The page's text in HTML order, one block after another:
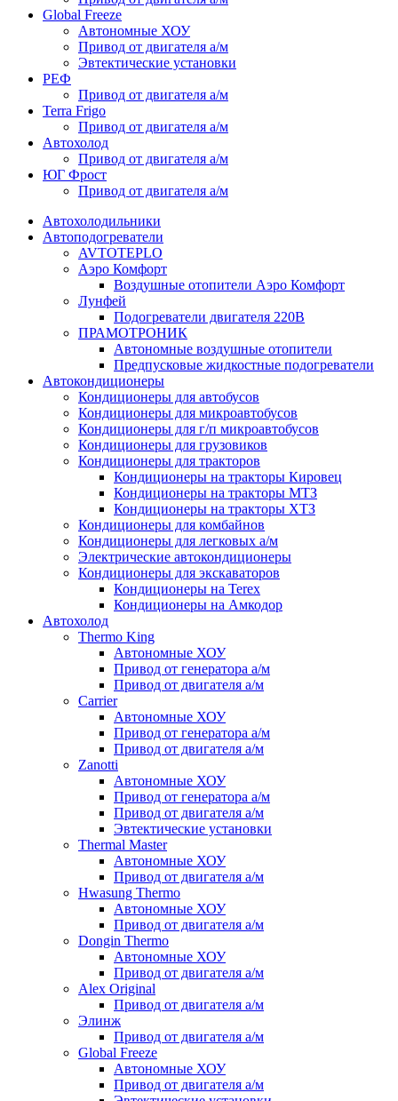
Global Freeze
Автономные ХОУ
Привод от двигателя а/м
Эвтектические установки
РЕФ
Привод от двигателя а/м
Terra Frigo
Привод от двигателя а/м
Автохолод
Привод от двигателя а/м
ЮГ Фрост
Привод от двигателя а/м
Автохолодильники
Автоподогреватели
AVTOTEPLO
Аэро Комфорт
Воздушные отопители Аэро Комфорт
Лунфей
Подогреватели двигателя 220В
ПРАМОТРОНИК
Автономные воздушные отопители
Предпусковые жидкостные подогреватели
Автокондиционеры
Кондиционеры для автобусов
Кондиционеры для микроавтобусов
Кондиционеры для г/п микроавтобусов
Кондиционеры для грузовиков
Кондиционеры для тракторов
Кондиционеры на тракторы Кировец
Кондиционеры на тракторы МТЗ
Кондиционеры на тракторы ХТЗ
Кондиционеры для комбайнов
Кондиционеры для легковых а/м
Электрические автокондиционеры
Кондиционеры для экскаваторов
Кондиционеры на Terex
Кондиционеры на Амкодор
Автохолод
Thermo King
Автономные ХОУ
Привод от генератора а/м
Привод от двигателя а/м
Carrier
Автономные ХОУ
Привод от генератора а/м
Привод от двигателя а/м
Zanotti
Автономные ХОУ
Привод от генератора а/м
Привод от двигателя а/м
Эвтектические установки
Thermal Master
Автономные ХОУ
Привод от двигателя а/м
Hwasung Thermo
Автономные ХОУ
Привод от двигателя а/м
Dongin Thermo
Автономные ХОУ
Привод от двигателя а/м
Alex Original
Привод от двигателя а/м
Элинж
Привод от двигателя а/м
Global Freeze
Автономные ХОУ
Привод от двигателя а/м